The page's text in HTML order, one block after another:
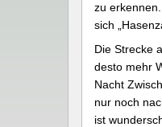
zu
sich
Die Strecke
desto mehr
Nacht
nur noch
ist